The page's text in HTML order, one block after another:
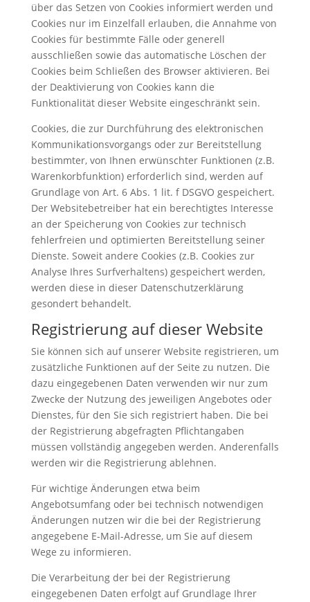
über das Setzen von Cookies informiert werden und
Cookies nur im Einzelfall erlauben, die Annahme von
Cookies für bestimmte Fälle oder generell
ausschließen sowie das automatische Löschen der
Cookies beim Schließen des Browser aktivieren. Bei
der Deaktivierung von Cookies kann die
Funktionalität dieser Website eingeschränkt sein.
Cookies, die zur Durchführung des elektronischen
Kommunikationsvorgangs oder zur Bereitstellung
bestimmter, von Ihnen erwünschter Funktionen (z.B.
Warenkorbfunktion) erforderlich sind, werden auf
Grundlage von Art. 6 Abs. 1 lit. f DSGVO gespeichert.
Der Websitebetreiber hat ein berechtigtes Interesse
an der Speicherung von Cookies zur technisch
fehlerfreien und optimierten Bereitstellung seiner
Dienste. Soweit andere Cookies (z.B. Cookies zur
Analyse Ihres Surfverhaltens) gespeichert werden,
werden diese in dieser Datenschutzerklärung
gesondert behandelt.
Registrierung auf dieser Website
Sie können sich auf unserer Website registrieren, um
zusätzliche Funktionen auf der Seite zu nutzen. Die
dazu eingegebenen Daten verwenden wir nur zum
Zwecke der Nutzung des jeweiligen Angebotes oder
Dienstes, für den Sie sich registriert haben. Die bei
der Registrierung abgefragten Pflichtangaben
müssen vollständig angegeben werden. Anderenfalls
werden wir die Registrierung ablehnen.
Für wichtige Änderungen etwa beim
Angebotsumfang oder bei technisch notwendigen
Änderungen nutzen wir die bei der Registrierung
angegebene E-Mail-Adresse, um Sie auf diesem
Wege zu informieren.
Die Verarbeitung der bei der Registrierung
eingegebenen Daten erfolgt auf Grundlage Ihrer